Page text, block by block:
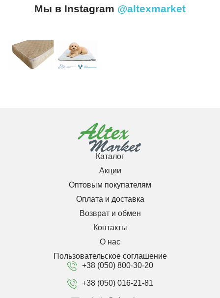
Мы в Instagram @altexmarket
Каталог
Акции
Оптовым покупателям
Оплата и доставка
Возврат и обмен
Контакты
О нас
Пользовательское соглашение
+38 (050) 800-30-20
+38 (050) 016-21-81